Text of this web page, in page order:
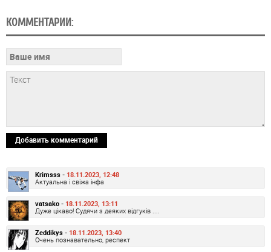
КОММЕНТАРИИ:
Добавить комментарий
Krimsss - 18.11.2023, 12:48
Актуальна і свіжа інфа
vatsako - 18.11.2023, 13:11
Дуже цікаво! Судячи з деяких відгуків ....
Zeddikys - 18.11.2023, 13:40
Очень познавательно, респект